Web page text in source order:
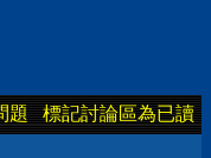
題 標記討論區為已讀